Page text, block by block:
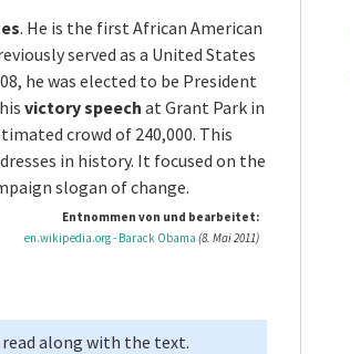
. He is the first African American
served as a United States
he was elected to be President
victory speech at Grant Park in
crowd of 240,000. This
in history. It focused on the
slogan of change.
Entnommen von und bearbeitet:
en.wikipedia.org - Barack Obama (8. Mai 2011)
read along with the text.